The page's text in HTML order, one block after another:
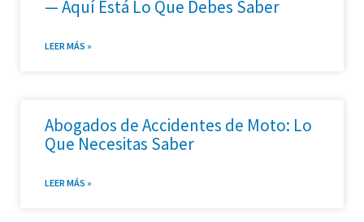
— Aquí Está Lo Que Debes Saber
LEER MÁS »
Abogados de Accidentes de Moto: Lo
Que Necesitas Saber
LEER MÁS »